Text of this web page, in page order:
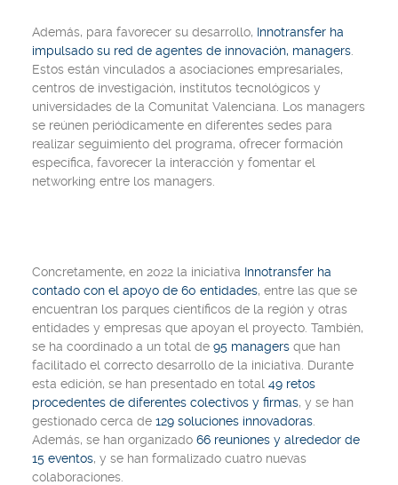
Además, para favorecer su desarrollo, Innotransfer ha
impulsado su red de agentes de innovación, managers
Estos están vinculados a asociaciones empresariales,
centros de investigación, institutos tecnológicos y
universidades de la Comunitat Valenciana. Los managers
se reúnen periódicamente en diferentes sedes para
realizar seguimiento del programa, ofrecer formación
específica, favorecer la interacción y fomentar el
networking entre los managers.
Concretamente, en 2022 la iniciativa Innotransfer ha
contado con el apoyo de 60 entidades, entre las que se
encuentran los parques científicos de la región y otras
entidades y empresas que apoyan el proyecto. También,
se ha coordinado a un total de 95 managers que han
facilitado el correcto desarrollo de la iniciativa. Durante
esta edición, se han presentado en total 49 retos
procedentes de diferentes colectivos y firmas, y se han
gestionado cerca de 129 soluciones innovadoras
Además, se han organizado 66 reuniones y alrededor de
15 eventos, y se han formalizado cuatro nuevas
colaboraciones.